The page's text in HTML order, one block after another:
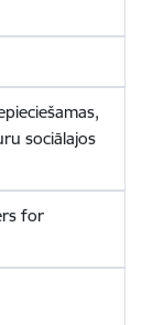
sociālajos
for